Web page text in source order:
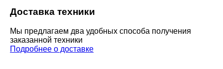
Доставка техники
Мы предлагаем два удобных способа получения
заказанной техники
Подробнее о доставке